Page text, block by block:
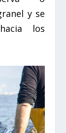
y se
los